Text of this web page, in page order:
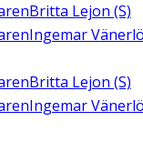
Britta Lejon (S)
Ingemar
Britta Lejon (S)
Ingemar